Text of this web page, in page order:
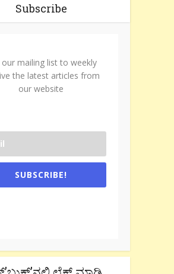
Subscribe
our mailing list to weekly
the latest articles from
our website
SUBSCRIBE!